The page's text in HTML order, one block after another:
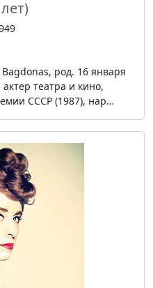
род. 16 января
театра и кино,
СССР (1987), нар…